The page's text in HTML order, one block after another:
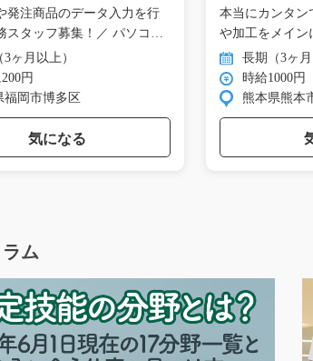
発注商品のデータ入力を行
スタッフ募集！／ パソコ
ヶ月以上）
円
福岡市博多区
気になる
本当にカンタ
長期（3ヶ月
時給1000円
熊本県熊本
ム